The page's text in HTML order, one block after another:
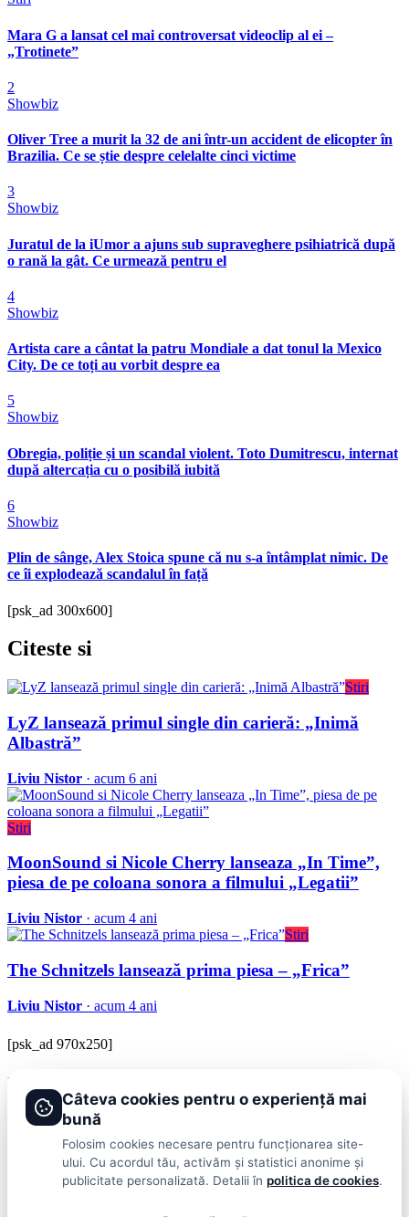
Mara G a lansat cel mai controversat videoclip al ei –
„Trotinete”
2
Showbiz
Oliver Tree a murit la 32 de ani într-un accident de elicopter în
Brazilia. Ce se știe despre celelalte cinci victime
3
Showbiz
Juratul de la iUmor a ajuns sub supraveghere psihiatrică după
o rană la gât. Ce urmează pentru el
4
Showbiz
Artista care a cântat la patru Mondiale a dat tonul la Mexico
City. De ce toți au vorbit despre ea
5
Showbiz
Obregia, poliție și un scandal violent. Toto Dumitrescu, internat
după altercația cu o posibilă iubită
6
Showbiz
Plin de sânge, Alex Stoica spune că nu s-a întâmplat nimic. De
ce îi explodează scandalul în față
[psk_ad 300x600]
Citeste si
Stiri
LyZ lansează primul single din carieră: „Inimă
Albastră”
Liviu Nistor · acum 6 ani
Stiri
MoonSound si Nicole Cherry lanseaza „In Time”,
piesa de pe coloana sonora a filmului „Legatii”
Liviu Nistor · acum 4 ani
Stiri
The Schnitzels lansează prima piesa – „Frica”
Liviu Nistor · acum 4 ani
[psk_ad 970x250]
BRAVOnet
Showbiz, vedete si tot ce misca in lumea mondena
ShowbizPublicitateLifestyleHealth & BeautyCasa si Gradina
Câteva cookies pentru o experiență mai
bună
Folosim cookies necesare pentru funcționarea site-
ului. Cu acordul tău, activăm și statistici anonime și
publicitate personalizată. Detalii în politica de cookies.